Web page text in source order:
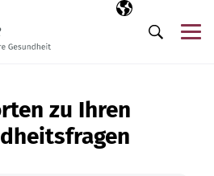
Ausgewählte
DE
Suche
zu Ihren